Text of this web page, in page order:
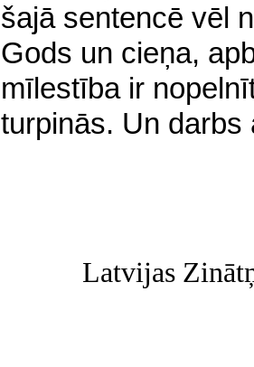
šajā sentencē vēl
Gods un cieņa,
mīlestība ir
turpinās. Un
Latvijas